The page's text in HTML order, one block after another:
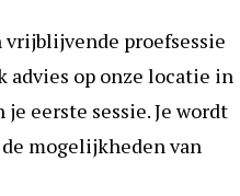
vrijblijvende proefsessie
op onze locatie in
eerste sessie. Je wordt
mogelijkheden van